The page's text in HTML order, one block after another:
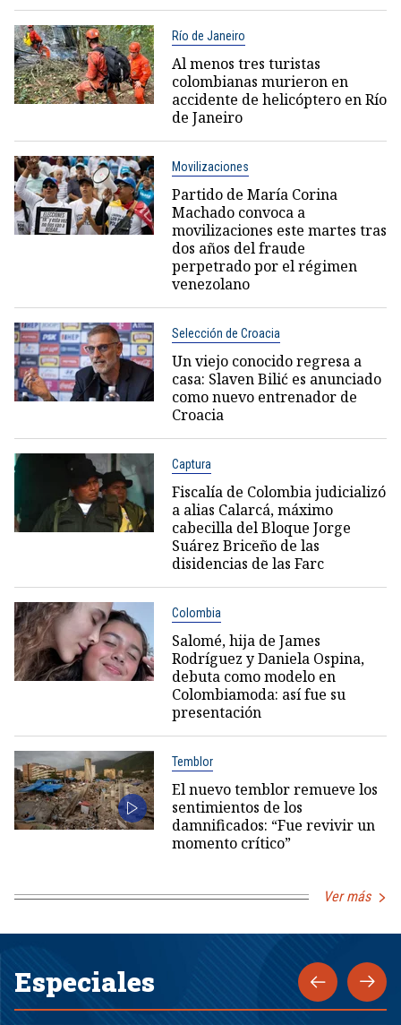
Río de Janeiro
Al menos tres turistas
colombianas murieron en
accidente de helicóptero en Río
de Janeiro
Movilizaciones
Partido de María Corina
Machado convoca a
movilizaciones este martes tras
dos años del fraude
perpetrado por el régimen
venezolano
Selección de Croacia
Un viejo conocido regresa a
casa: Slaven Bilić es anunciado
como nuevo entrenador de
Croacia
Captura
Fiscalía de Colombia judicializó
a alias Calarcá, máximo
cabecilla del Bloque Jorge
Suárez Briceño de las
disidencias de las Farc
Colombia
Salomé, hija de James
Rodríguez y Daniela Ospina,
debuta como modelo en
Colombiamoda: así fue su
presentación
Temblor
El nuevo temblor remueve los
sentimientos de los
damnificados: “Fue revivir un
momento crítico”
Ver más
Especiales